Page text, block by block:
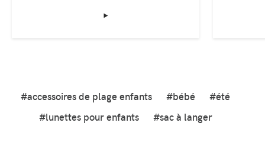
‣
#accessoires de plage enfants #bébé
#été
#lunettes pour enfants
#sac à langer